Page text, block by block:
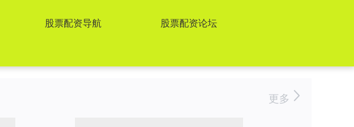
股票配资导航 股票配资论坛
更多